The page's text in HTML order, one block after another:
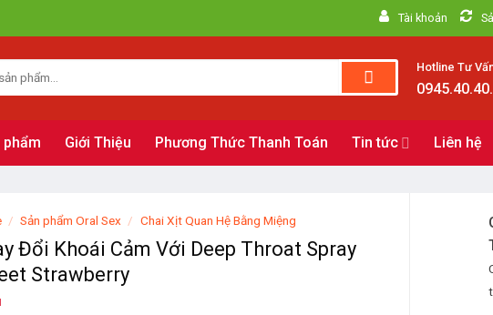
Tài khoản
Hotline Tư
phẩm Giới Thiệu Phương Thức Thanh Toán Tin tức Liên hệ
/ Sản phẩm Oral Sex / Chai Xịt Quan Hệ Bằng Miệng
Đổi Khoái Cảm Với Deep Throat Spray
Strawberry